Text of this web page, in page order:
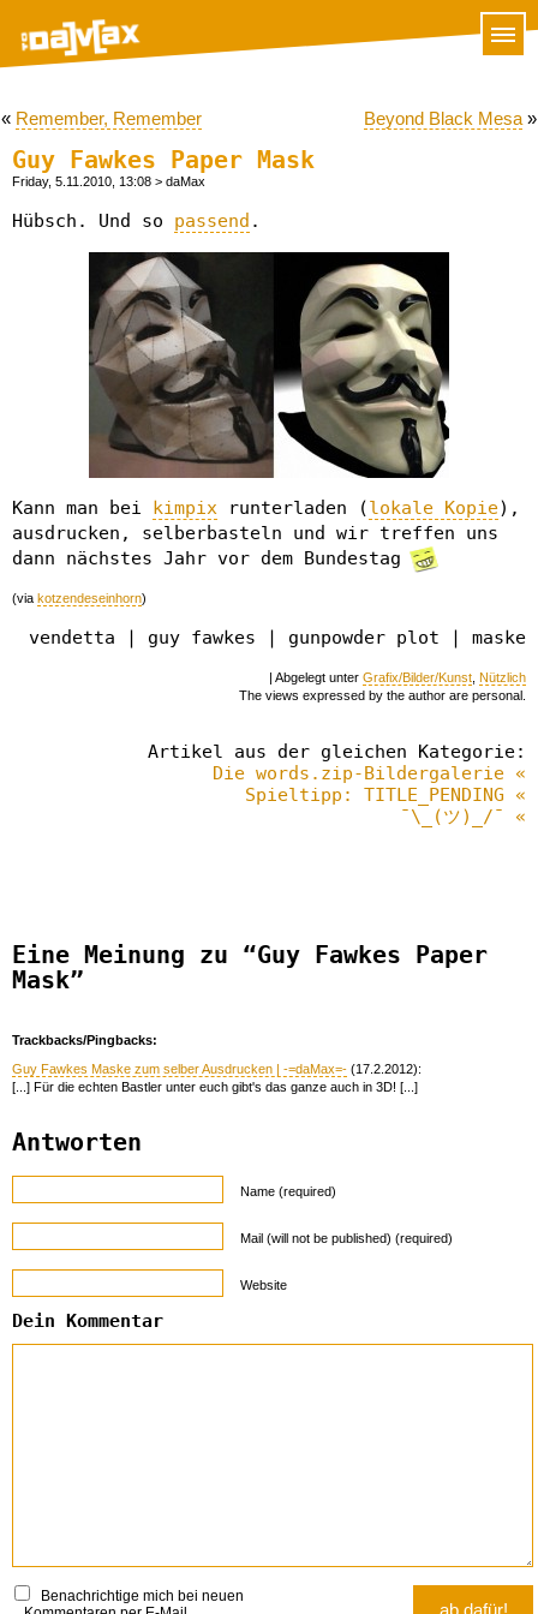
« Remember, Remember Beyond Black Mesa »
Guy Fawkes Paper Mask
Friday, 5.11.2010, 13:08 > daMax
Hübsch. Und so passend .
Kann man bei kimpix runterladen (lokale Kopie),
ausdrucken, selberbasteln und wir treffen uns
dann nächstes Jahr vor dem Bundestag
(via kotzendeseinhorn)
vendetta | guy fawkes | gunpowder plot | maske
| Abgelegt unter Grafix/Bilder/Kunst Nützlich
The views expressed by the author are personal.
Artikel aus der gleichen Kategorie:
Die words.zip-Bildergalerie «
Spieltipp: TITLE_PENDING «
¯\_(ツ)_/¯ «
Eine Meinung zu “Guy Fawkes Paper
Mask”
Trackbacks/Pingbacks:
Guy Fawkes Maske zum selber Ausdrucken | -=daMax=- (17.2.2012):
[...] Für die echten Bastler unter euch gibt's das ganze auch in 3D! [...]
Antworten
Name (required)
Mail (will not be published) (required)
Website
Dein Kommentar
Benachrichtige mich bei neuen